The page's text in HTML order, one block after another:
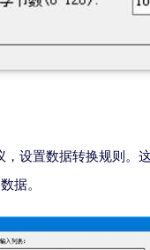
设置数据转换规则。
据。